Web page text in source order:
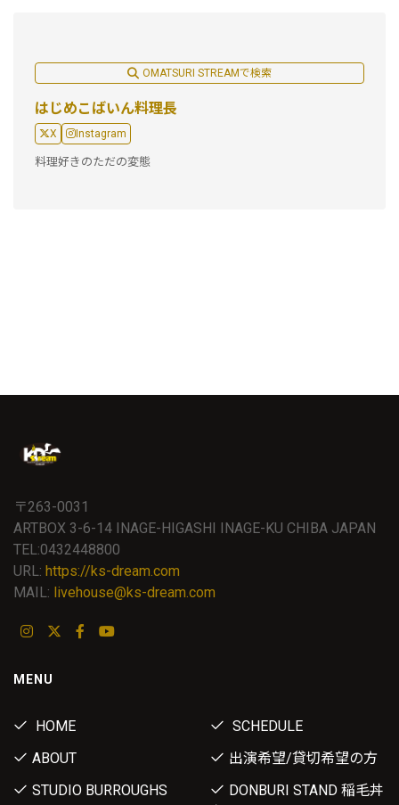
OMATSURI STREAMで検索
はじめこばいん料理長
X Instagram
料理好きのただの変態
〒263-0031
ARTBOX 3-6-14 INAGE-HIGASHI INAGE-KU CHIBA JAPAN
TEL:0432448800
URL: https://ks-dream.com
MAIL: livehouse@ks-dream.com
MENU
HOME
SCHEDULE
ABOUT
出演希望/貸切希望の方
STUDIO BURROUGHS
DONBURI STAND 稲毛丼